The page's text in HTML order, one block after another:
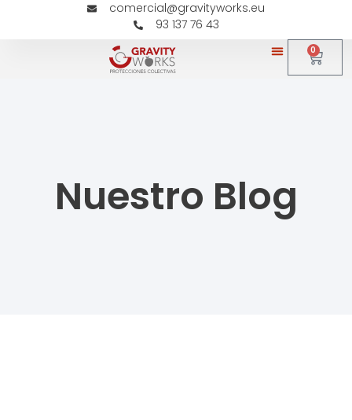
comercial@gravityworks.eu
93 137 76 43
0
Nuestro Blog